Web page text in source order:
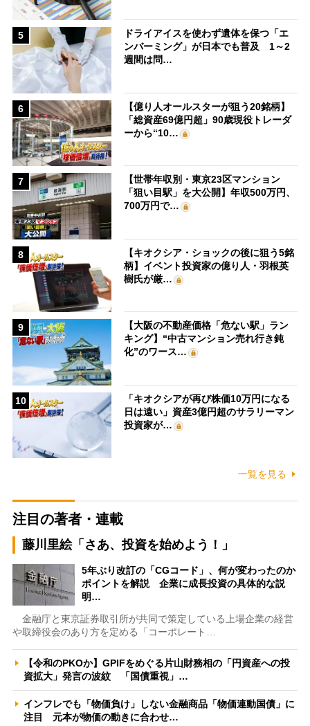
5
ドライアイスを使わず遺体を保つ「エ
ンバーミング」が日本でも普及 1～2
週間は問…
6
【億り人オールスターが狙う20銘柄】
「総資産69億円超」90歳現役トレーダ
ーから“10…
7
【世帯年収別・東京23区マンション
「狙い目駅」を大公開】年収500万円、
700万円で…
8
【キオクシア・ショックの後に狙う5銘
柄】イベント投資家の億り人・羽根英
樹氏が厳…
9
【大阪の不動産価格「危ない駅」ラン
キング】“中古マンション売れ行き鈍
化”のワース…
10
「キオクシアが再び株価10万円になる
日は遠い」資産3億円超のサラリーマン
投資家が…
一覧を見る
注目の著者・連載
藤川里絵「さあ、投資を始めよう！」
5年ぶり改訂の「CGコード」、何が変わったのか
ポイントを解説 企業に成長投資の具体的な説
明…
金融庁と東京証券取引所が共同で策定している上場企業の経営
や取締役会のあり方を定める「コーポレート…
【令和のPKOか】GPIFをめぐる片山財務相の「円資産への投
資拡大」発言の波紋 「国債重視」…
インフレでも「物価負け」しない金融商品「物価連動国債」に
注目 元本が物価の動きに合わせ…